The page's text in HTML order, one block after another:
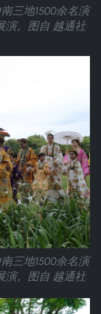
三地1500余名演
演。图自 越通社
三地1500余名演
演。图自 越通社